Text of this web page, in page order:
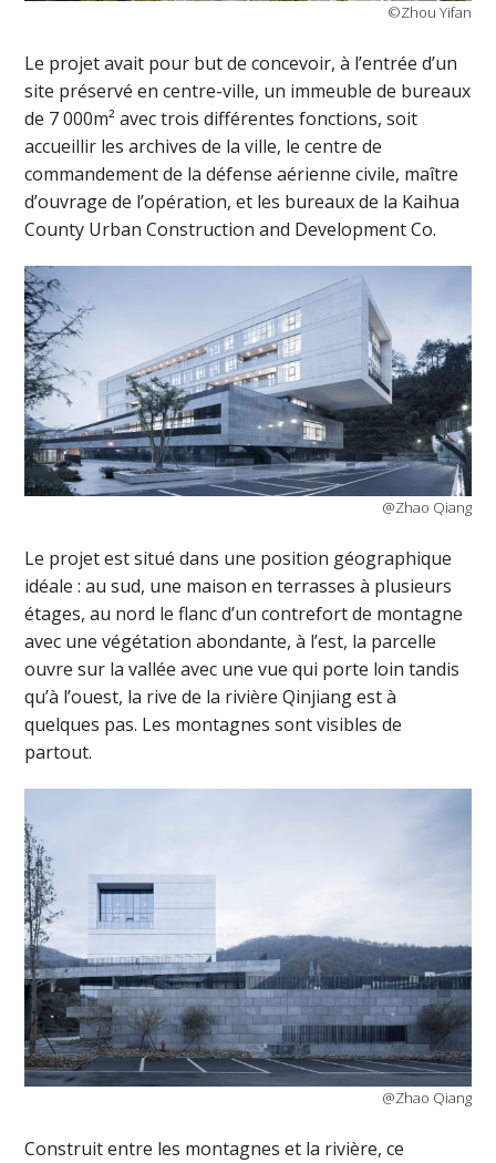
©Zhou Yifan
Le projet avait pour but de concevoir, à l’entrée d’un
site préservé en centre-ville, un immeuble de bureaux
de 7 000m² avec trois différentes fonctions, soit
accueillir les archives de la ville, le centre de
commandement de la défense aérienne civile, maître
d’ouvrage de l’opération, et les bureaux de la Kaihua
County Urban Construction and Development Co.
@Zhao Qiang
Le projet est situé dans une position géographique
idéale : au sud, une maison en terrasses à plusieurs
étages, au nord le flanc d’un contrefort de montagne
avec une végétation abondante, à l’est, la parcelle
ouvre sur la vallée avec une vue qui porte loin tandis
qu’à l’ouest, la rive de la rivière Qinjiang est à
quelques pas. Les montagnes sont visibles de
partout.
@Zhao Qiang
Construit entre les montagnes et la rivière, ce